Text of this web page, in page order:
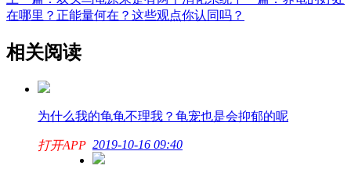
在哪里？正能量何在？这些观点你认同吗？
相关阅读
为什么我的龟龟不理我？龟宠也是会抑郁的呢
2019-10-16 09:40
打开APP